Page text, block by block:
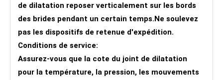
de dilatation reposer verticalement sur les bords
des brides pendant un certain temps.Ne soulevez
pas les dispositifs de retenue d'expédition.
Conditions de service:
Assurez-vous que la cote du joint de dilatation
pour la température, la pression, les mouvements